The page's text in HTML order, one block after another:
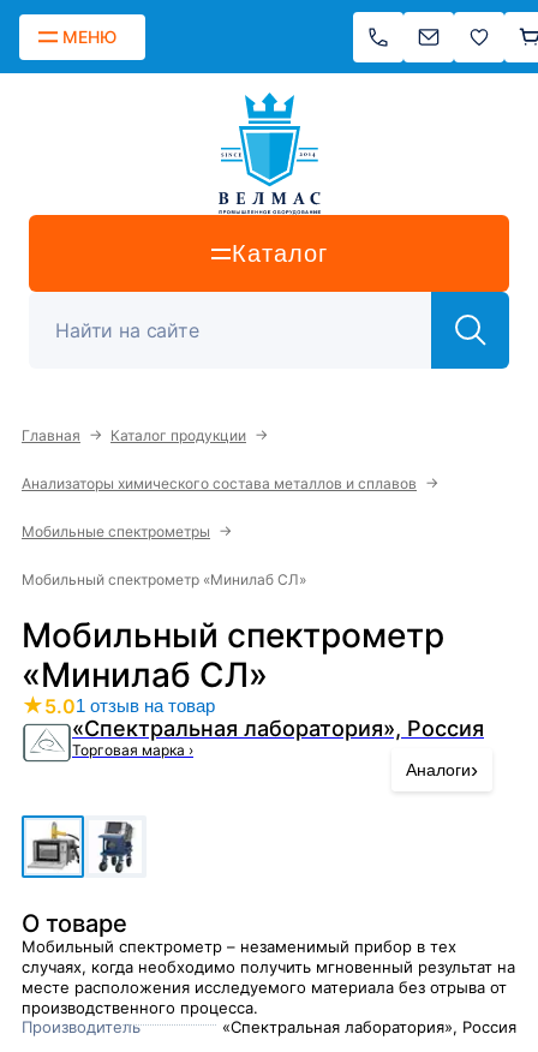
МЕНЮ
Каталог
Главная → Каталог продукции →
Анализаторы химического состава металлов и сплавов →
Мобильные спектрометры →
Мобильный спектрометр «Минилаб СЛ»
Мобильный спектрометр
«Минилаб СЛ»
★5.01 отзыв на товар
«Спектральная лаборатория», Россия
Торговая марка ›
Аналоги›
О товаре
Мобильный спектрометр – незаменимый прибор в тех
случаях, когда необходимо получить мгновенный результат на
месте расположения исследуемого материала без отрыва от
производственного процесса.
Производитель
«Спектральная лаборатория», Россия